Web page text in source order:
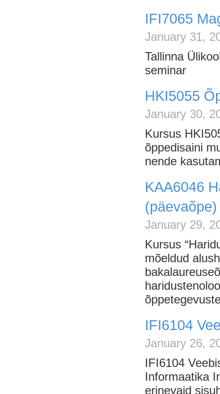
IFI7065
January 31,
Tallinna
seminar
HKI5055
January 30,
Kursus
õppedisaini
nende
KAA6046
(päevaõpe)
January 29,
Kursus
mõeldud
IFI6104
January 26,
IFI6104
Informaatika
erinevaid